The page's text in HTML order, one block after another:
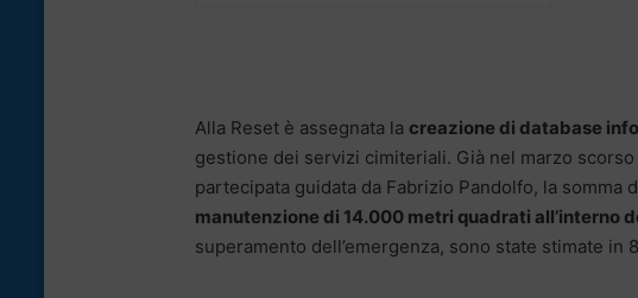
Alla Reset è assegnata la creazione di database
gestione dei servizi cimiteriali. Già nel marzo
partecipata guidata da Fabrizio Pandolfo, la
manutenzione di 14.000 metri quadrati all’interno
superamento dell’emergenza, sono state stimate in